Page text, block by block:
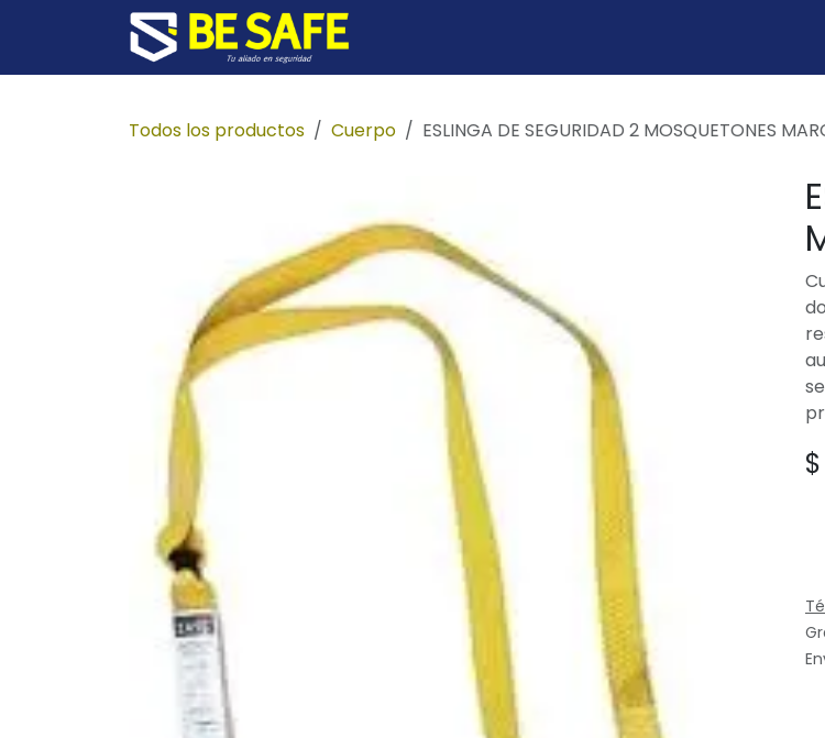
Todos los productos Cuerpo ESLINGA DE SEGURIDAD 2 MOSQUETONES
$